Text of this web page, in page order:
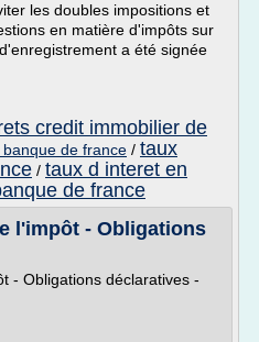
les doubles impositions et
en matière d'impôts sur
a été signée
credit immobilier de
de france / taux
/ taux d interet en
de france
l'impôt - Obligations
- Obligations déclaratives -